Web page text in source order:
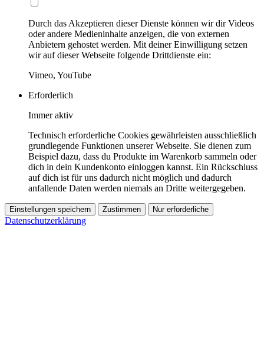
Durch das Akzeptieren dieser Dienste können wir dir Videos
oder andere Medieninhalte anzeigen, die von externen
Anbietern gehostet werden. Mit deiner Einwilligung setzen
wir auf dieser Webseite folgende Drittdienste ein:
Vimeo, YouTube
Erforderlich
Immer aktiv
Technisch erforderliche Cookies gewährleisten ausschließlich
grundlegende Funktionen unserer Webseite. Sie dienen zum
Beispiel dazu, dass du Produkte im Warenkorb sammeln oder
dich in dein Kundenkonto einloggen kannst. Ein Rückschluss
auf dich ist für uns dadurch nicht möglich und dadurch
anfallende Daten werden niemals an Dritte weitergegeben.
Einstellungen speichern Zustimmen Nur erforderliche
Datenschutzerklärung